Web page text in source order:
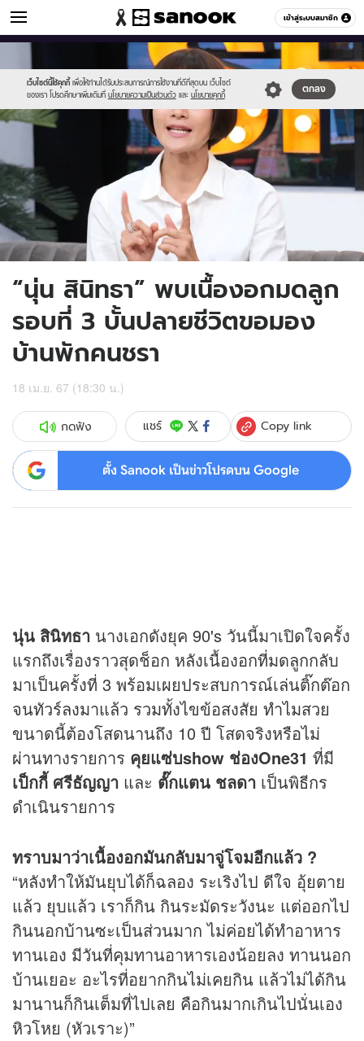
เข้าสู่ระบบสมาชิก
ข่าวบันเทิง หมวดอื่นๆ
เว็บไซต์นี้ใช้คุกกี้ เพื่อให้ท่านได้รับประสบการณ์การใช้งานที่ดีที่สุดบน เว็บไซต์
ของเรา โปรดศึกษาเพิ่มเติมที่ นโยบายความเป็นส่วนตัว และ นโยบายคุกกี้
ตกลง
Sanook
//s.isanook.com/sr/0/images/logo-
new-
sanook.png
600
//s.isanook.com/ns/0/ud/1866/9332194/300.jpg
“นุ่น สินิทธา” พบเนื้องอกมดลูก
รอบที่ 3 บั้นปลายชีวิตขอมอง
บ้านพักคนชรา
18 เม.ย. 67 (18:30 น.)
กดฟัง แชร์ Copy link
ตั้ง Sanook เป็นข่าวโปรดบน Google
นุ่น สินิทธา นางเอกดังยุค 90's วันนี้มาเปิดใจครั้ง
แรกถึงเรื่องราวสุดช็อก หลังเนื้องอกที่มดลูกกลับ
มาเป็นครั้งที่ 3 พร้อมเผยประสบการณ์เล่นติ๊กต๊อก
จนทัวร์ลงมาแล้ว รวมทั้งไขข้อสงสัย ทำไมสวย
ขนาดนี้ต้องโสดนานถึง 10 ปี โสดจริงหรือไม่
ผ่านทางรายการ คุยแซ่บshow ช่องOne31 ที่มี
เป็กกี้ ศรีธัญญา และ ตั๊กแตน ชลดา เป็นพิธีกร
ดำเนินรายการ
ทราบมาว่าเนื้องอกมันกลับมาจู่โจมอีกแล้ว ?
“หลังทำให้มันยุบได้ก็ฉลอง ระเริงไป ดีใจ อุ้ยตาย
แล้ว ยุบแล้ว เราก็กิน กินระมัดระวังนะ แต่ออกไป
กินนอกบ้านซะเป็นส่วนมาก ไม่ค่อยได้ทำอาหาร
ทานเอง มีวันที่คุมทานอาหารเองน้อยลง ทานนอก
บ้านเยอะ อะไรที่อยากกินไม่เคยกิน แล้วไม่ได้กิน
มานานก็กินเต็มที่ไปเลย คือกินมากเกินไปนั่นเอง
หิวโหย (หัวเราะ)”